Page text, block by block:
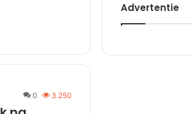
0 3.250
Advertentie